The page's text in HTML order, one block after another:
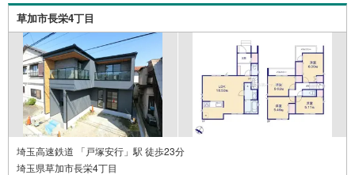
草加市長栄4丁目
埼玉高速鉄道 「戸塚安行」駅 徒歩23分
埼玉県草加市長栄4丁目